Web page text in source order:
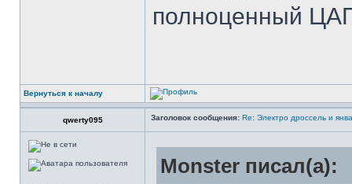
полноценный
Вернуться к началу
qwerty095 Заголовок сообщения: Re: Электро дроссель и
Monster писал(а):